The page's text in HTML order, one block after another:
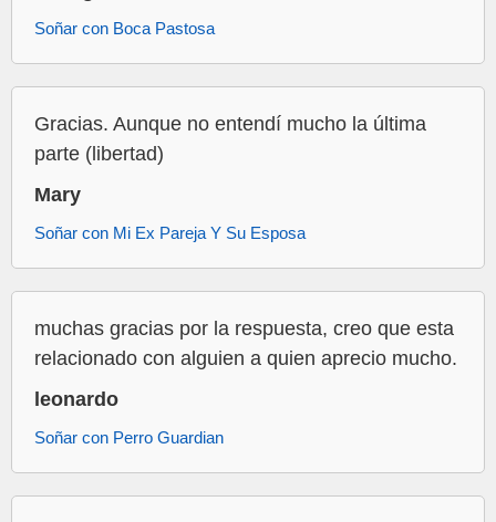
Soñar con Boca Pastosa
Gracias. Aunque no entendí mucho la última
parte (libertad)
Mary
Soñar con Mi Ex Pareja Y Su Esposa
muchas gracias por la respuesta, creo que esta
relacionado con alguien a quien aprecio mucho.
leonardo
Soñar con Perro Guardian